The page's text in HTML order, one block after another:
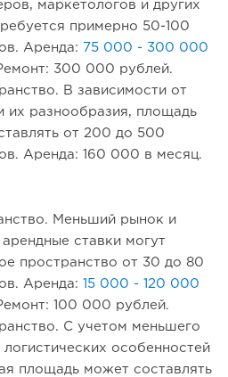
маркетологов и других
примерно 50-100
Аренда:
75 000 - 300 000
300 000 рублей.
В зависимости от
их разнообразия, площадь
от 200 до 500
Аренда: 160 000 в месяц.
Меньший рынок и
ставки могут
пространство от 30 до 80
Аренда:
15 000 - 120 000
100 000 рублей.
С учетом меньшего
особенностей
площадь может составлять